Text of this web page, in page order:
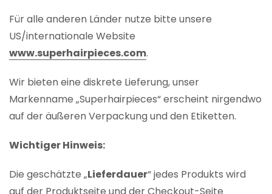
Für alle anderen Länder nutze bitte unsere
US/internationale Website
www.superhairpieces.com.
Wir bieten eine diskrete Lieferung, unser
Markenname „Superhairpieces“ erscheint nirgendwo
auf der äußeren Verpackung und den Etiketten.
Wichtiger Hinweis:
Die geschätzte „Lieferdauer“ jedes Produkts wird